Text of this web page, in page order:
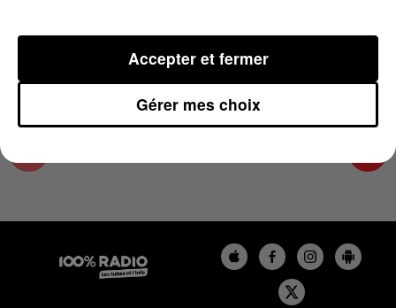
Podcasts infos des Hautes-Pyrénées
Gérer mes choix
Accepter et fermer